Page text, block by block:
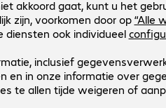
DICOTA
Productnr.:
4979893